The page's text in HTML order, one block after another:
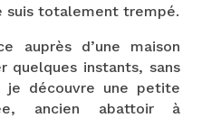
suis totalement trempé.
auprès d’une maison
quelques instants, sans
je découvre une petite
ancien abattoir à